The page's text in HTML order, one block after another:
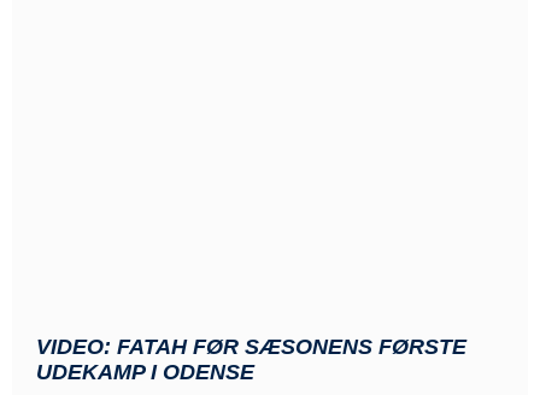
VIDEO: FATAH FØR SÆSONENS FØRSTE
UDEKAMP I ODENSE